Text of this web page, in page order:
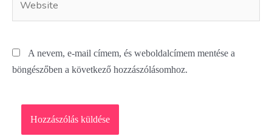
A nevem, e-mail címem, és weboldalcímem mentése a
böngészőben a következő hozzászólásomhoz.